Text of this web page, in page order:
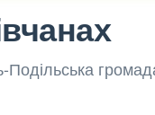
Подільська